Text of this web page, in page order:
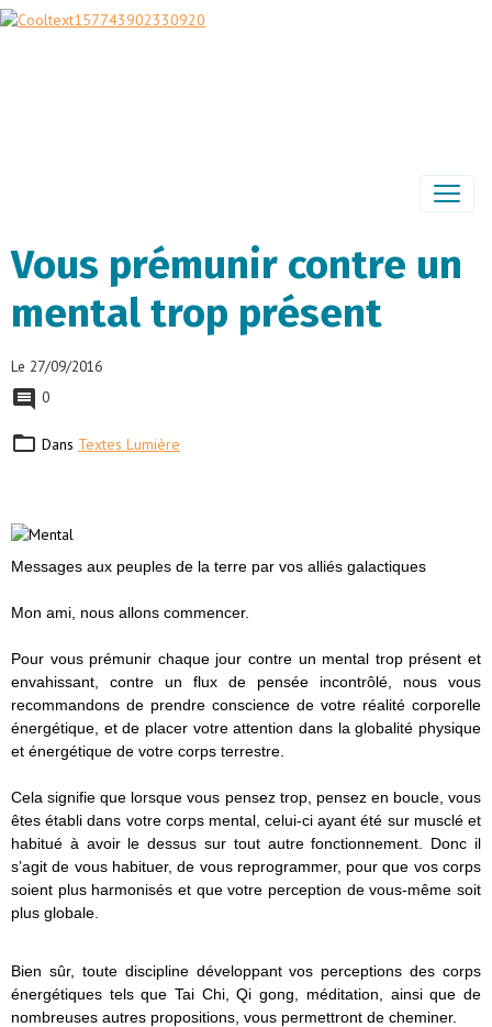
Vous prémunir contre un
mental trop présent
Le 27/09/2016
0
Dans Textes Lumière
Messages aux peuples de la terre par vos alliés galactiques
Mon ami, nous allons commencer.
Pour vous prémunir chaque jour contre un mental trop présent et
envahissant, contre un flux de pensée incontrôlé, nous vous
recommandons de prendre conscience de votre réalité corporelle
énergétique, et de placer votre attention dans la globalité physique
et énergétique de votre corps terrestre.
Cela signifie que lorsque vous pensez trop, pensez en boucle, vous
êtes établi dans votre corps mental, celui-ci ayant été sur musclé et
habitué à avoir le dessus sur tout autre fonctionnement. Donc il
s’agit de vous habituer, de vous reprogrammer, pour que vos corps
soient plus harmonisés et que votre perception de vous-même soit
plus globale.
Bien sûr, toute discipline développant vos perceptions des corps
énergétiques tels que Tai Chi, Qi gong, méditation, ainsi que de
nombreuses autres propositions, vous permettront de cheminer.